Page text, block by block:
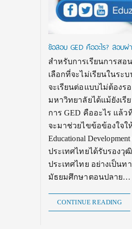
ข้อสอบ GED คืออะไร? สอบผ่
สำหรับการเรียนการส
เลือกที่จะไม่เรียนในระ
จะเรียนต่อแบบไม่ต้องร
มหาวิทยาลัยได้แม้ยังเ
การ GED คืออะไร แล้
จะมาช่วยไขข้อข้องใจ
Educational
ประเทศไทยได้รับรอง
ประเทศไทย อย่างเป็นท
มัธยมศึกษาตอนปลาย…
CONTINUE READING